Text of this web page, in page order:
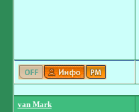
van Mark